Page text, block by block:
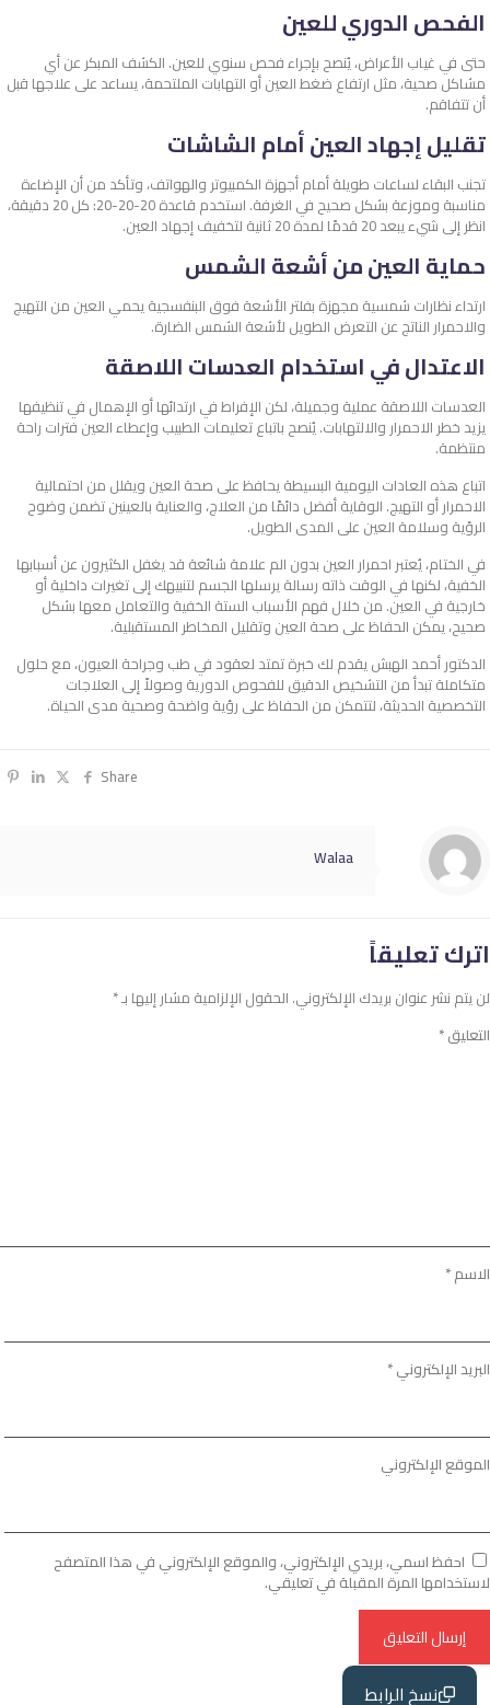
نسخ الرابط
الفحص الدوري للعين
حتى في غياب الأعراض، يُنصح بإجراء فحص سنوي للعين. الكشف المبكر عن أي
مشاكل صحية، مثل ارتفاع ضغط العين أو التهابات الملتحمة، يساعد على علاجها قبل
أن تتفاقم.
تقليل إجهاد العين أمام الشاشات
تجنب البقاء لساعات طويلة أمام أجهزة الكمبيوتر والهواتف، وتأكد من أن الإضاءة
مناسبة وموزعة بشكل صحيح في الغرفة. استخدم قاعدة 20-20-20: كل 20 دقيقة،
انظر إلى شيء يبعد 20 قدمًا لمدة 20 ثانية لتخفيف إجهاد العين.
حماية العين من أشعة الشمس
ارتداء نظارات شمسية مجهزة بفلتر الأشعة فوق البنفسجية يحمي العين من التهيج
والاحمرار الناتج عن التعرض الطويل لأشعة الشمس الضارة.
الاعتدال في استخدام العدسات اللاصقة
العدسات اللاصقة عملية وجميلة، لكن الإفراط في ارتدائها أو الإهمال في تنظيفها
يزيد خطر الاحمرار والالتهابات. يُنصح باتباع تعليمات الطبيب وإعطاء العين فترات راحة
منتظمة.
اتباع هذه العادات اليومية البسيطة يحافظ على صحة العين ويقلل من احتمالية
الاحمرار أو التهيج. الوقاية أفضل دائمًا من العلاج، والعناية بالعينين تضمن وضوح
الرؤية وسلامة العين على المدى الطويل.
في الختام، يُعتبر احمرار العين بدون الم علامة شائعة قد يغفل الكثيرون عن أسبابها
الخفية، لكنها في الوقت ذاته رسالة يرسلها الجسم لتنبيهك إلى تغيرات داخلية أو
خارجية في العين. من خلال فهم الأسباب الستة الخفية والتعامل معها بشكل
صحيح، يمكن الحفاظ على صحة العين وتقليل المخاطر المستقبلية.
الدكتور أحمد الهبش يقدم لك خبرة تمتد لعقود في طب وجراحة العيون، مع حلول
متكاملة تبدأ من التشخيص الدقيق للفحوص الدورية وصولاً إلى العلاجات
التخصصية الحديثة، لتتمكن من الحفاظ على رؤية واضحة وصحية مدى الحياة.
Share
Walaa
اترك تعليقاً
لن يتم نشر عنوان بريدك الإلكتروني. الحقول الإلزامية مشار إليها بـ*
التعليق*
الاسم*
البريد الإلكتروني*
الموقع الإلكتروني
احفظ اسمي، بريدي الإلكتروني، والموقع الإلكتروني في هذا المتصفح
لاستخدامها المرة المقبلة في تعليقي.